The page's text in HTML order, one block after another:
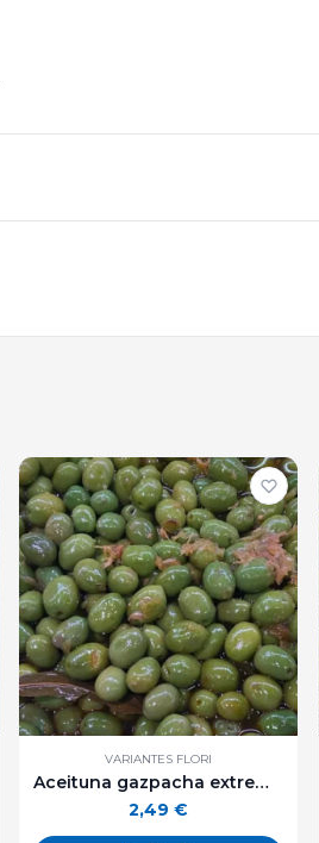
VARIANTES FLORI
Aceituna gazpacha extremeña - 250 g. aprox
2,49 €